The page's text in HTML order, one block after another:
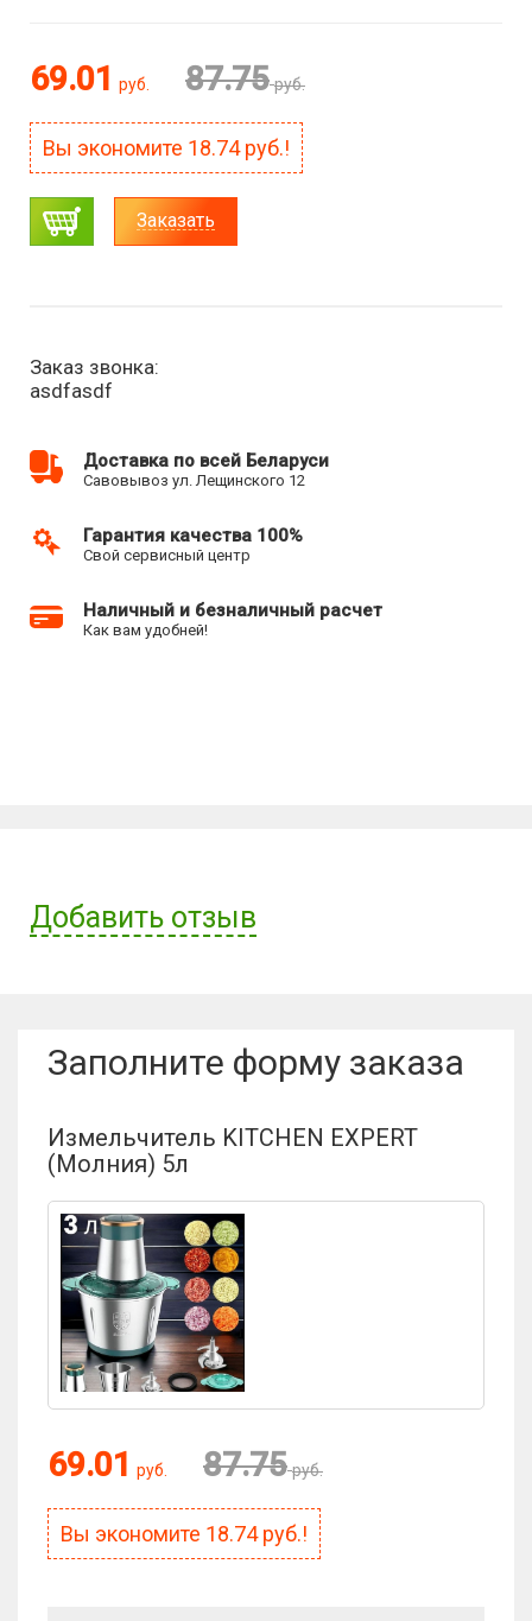
69.01 руб. 87.75 руб.
Вы экономите 18.74руб.!
Заказать
Заказ звонка:
asdfasdf
Доставка по всей Беларуси
Савовывоз ул. Лещинского 12
Гарантия качества 100%
Свой сервисный центр
Наличный и безналичный расчет
Как вам удобней!
Добавить отзыв
Отзыв:
Оценка:
Антиспам:
Сколько будет 7 - 6?
Заполните форму заказа
Измельчитель KITCHEN EXPERT
(Молния) 5л
69.01 руб. 87.75 руб.
Вы экономите 18.74руб.!